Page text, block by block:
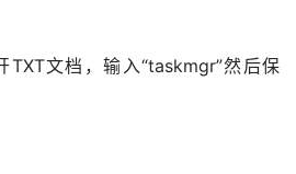
文档，输入“taskmgr”然后保